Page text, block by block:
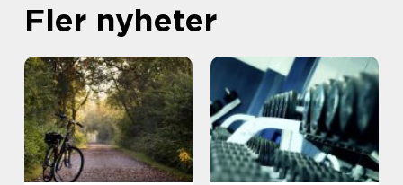
Fler nyheter